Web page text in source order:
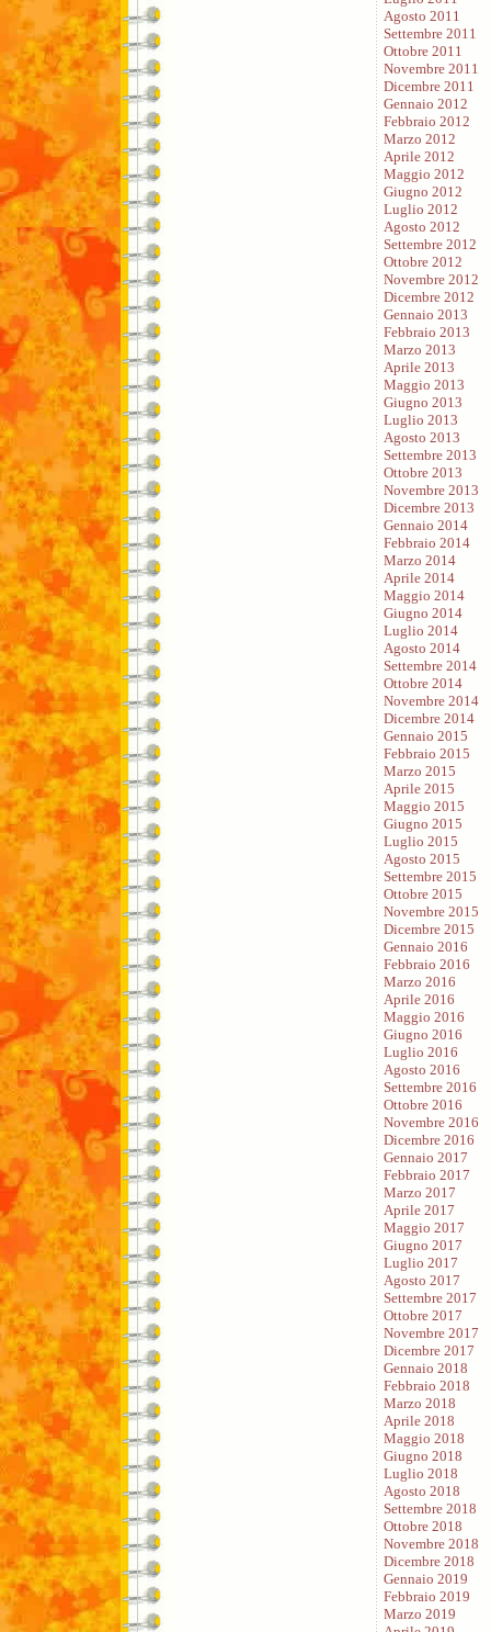
Agosto 2011
Settembre 2011
Ottobre 2011
Novembre 2011
Dicembre 2011
Gennaio 2012
Febbraio 2012
Marzo 2012
Aprile 2012
Maggio 2012
Giugno 2012
Luglio 2012
Agosto 2012
Settembre 2012
Ottobre 2012
Novembre 2012
Dicembre 2012
Gennaio 2013
Febbraio 2013
Marzo 2013
Aprile 2013
Maggio 2013
Giugno 2013
Luglio 2013
Agosto 2013
Settembre 2013
Ottobre 2013
Novembre 2013
Dicembre 2013
Gennaio 2014
Febbraio 2014
Marzo 2014
Aprile 2014
Maggio 2014
Giugno 2014
Luglio 2014
Agosto 2014
Settembre 2014
Ottobre 2014
Novembre 2014
Dicembre 2014
Gennaio 2015
Febbraio 2015
Marzo 2015
Aprile 2015
Maggio 2015
Giugno 2015
Luglio 2015
Agosto 2015
Settembre 2015
Ottobre 2015
Novembre 2015
Dicembre 2015
Gennaio 2016
Febbraio 2016
Marzo 2016
Aprile 2016
Maggio 2016
Giugno 2016
Luglio 2016
Agosto 2016
Settembre 2016
Ottobre 2016
Novembre 2016
Dicembre 2016
Gennaio 2017
Febbraio 2017
Marzo 2017
Aprile 2017
Maggio 2017
Giugno 2017
Luglio 2017
Agosto 2017
Settembre 2017
Ottobre 2017
Novembre 2017
Dicembre 2017
Gennaio 2018
Febbraio 2018
Marzo 2018
Aprile 2018
Maggio 2018
Giugno 2018
Luglio 2018
Agosto 2018
Settembre 2018
Ottobre 2018
Novembre 2018
Dicembre 2018
Gennaio 2019
Febbraio 2019
Marzo 2019